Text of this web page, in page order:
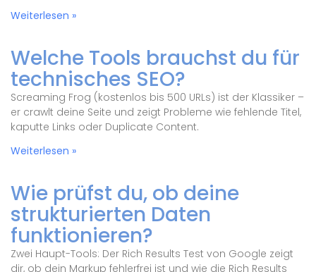
Weiterlesen »
Welche Tools brauchst du für
technisches SEO?
Screaming Frog (kostenlos bis 500 URLs) ist der Klassiker –
er crawlt deine Seite und zeigt Probleme wie fehlende Titel,
kaputte Links oder Duplicate Content.
Weiterlesen »
Wie prüfst du, ob deine
strukturierten Daten
funktionieren?
Zwei Haupt-Tools: Der Rich Results Test von Google zeigt
dir, ob dein Markup fehlerfrei ist und wie die Rich Results